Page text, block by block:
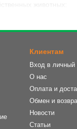
животных:
мы
уходе,
и влажные
животных.
Клиентам
Вход в личный
О нас
Оплата и
Обмен и
Новости
Статьи